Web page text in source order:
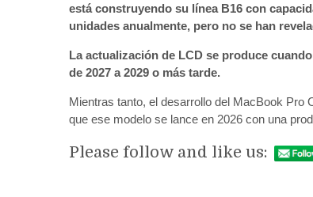
está construyendo su línea B16 con
unidades anualmente, pero no se han
La actualización de LCD se produce
de 2027 a 2029 o más tarde.
Mientras tanto, el desarrollo del MacBook Pro
que ese modelo se lance en 2026 con una
Please follow and like us: